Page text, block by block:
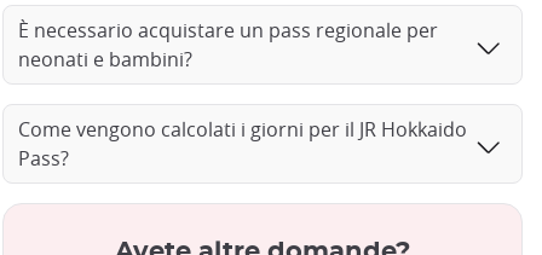
È necessario acquistare un pass regionale per
neonati e bambini?
Come vengono calcolati i giorni per il JR Hokkaido
Pass?